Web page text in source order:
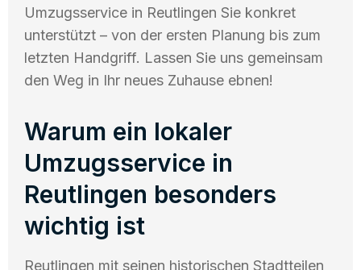
Umzugsservice in Reutlingen Sie konkret
unterstützt – von der ersten Planung bis zum
letzten Handgriff. Lassen Sie uns gemeinsam
den Weg in Ihr neues Zuhause ebnen!
Warum ein lokaler
Umzugsservice in
Reutlingen besonders
wichtig ist
Reutlingen mit seinen historischen Stadtteilen